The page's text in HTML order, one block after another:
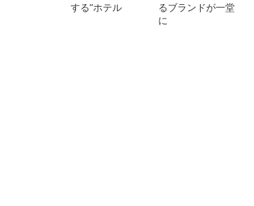
する”ホテル
るブランドが一堂
に